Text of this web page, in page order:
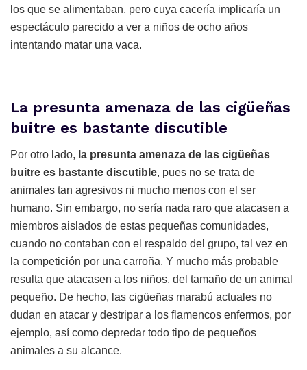
los que se alimentaban, pero cuya cacería implicaría un
espectáculo parecido a ver a niños de ocho años
intentando matar una vaca.
La presunta amenaza de las cigüeñas
buitre es bastante discutible
Por otro lado, la presunta amenaza de las cigüeñas
buitre es bastante discutible, pues no se trata de
animales tan agresivos ni mucho menos con el ser
humano. Sin embargo, no sería nada raro que atacasen a
miembros aislados de estas pequeñas comunidades,
cuando no contaban con el respaldo del grupo, tal vez en
la competición por una carroña. Y mucho más probable
resulta que atacasen a los niños, del tamaño de un animal
pequeño. De hecho, las cigüeñas marabú actuales no
dudan en atacar y destripar a los flamencos enfermos, por
ejemplo, así como depredar todo tipo de pequeños
animales a su alcance.